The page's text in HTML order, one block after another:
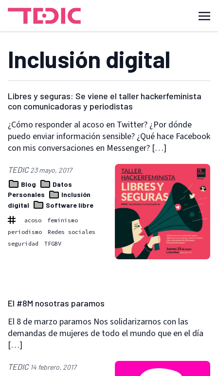
Inclusión digital
Libres y seguras: Se viene el taller hackerfeminista
con comunicadoras y periodistas
¿Cómo responder al acoso en Twitter? ¿Por dónde
puedo enviar información sensible? ¿Qué hace Facebook
con mis conversaciones en Messenger? […]
TEDIC23 mayo, 2017
Blog
Datos
Personales
Inclusión
digital
Software libre
acoso
feminismo
periodismo
Redes sociales
seguridad
TFGBV
El #8M nosotras paramos
El 8 de marzo paramos Nos solidarizarnos con las
demandas de mujeres de todo el mundo que en el día
[…]
TEDIC 14 febrero, 2017